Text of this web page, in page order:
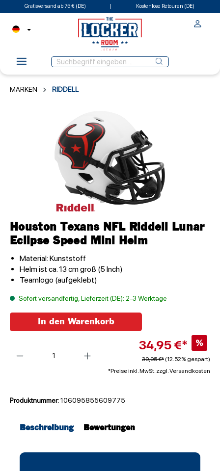
Gratisversand ab 75 € (DE) Kostenlose Retouren (DE)
MARKEN RIDDELL
Houston Texans NFL Riddell Lunar
Eclipse Speed Mini Helm
Material: Kunststoff
Helm ist ca. 13 cm groß (5 Inch)
Teamlogo (aufgeklebt)
Sofort versandfertig, Lieferzeit (DE): 2-3 Werktage
34,95 €* %
39,95 €* (12.52% gespart)
*Preise inkl. MwSt. zzgl. Versandkosten
In den Warenkorb
Produktnummer:106095855609775
Beschreibung Bewertungen